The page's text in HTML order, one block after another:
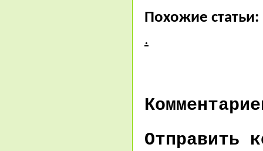
Похожие статьи:
.
Отправить